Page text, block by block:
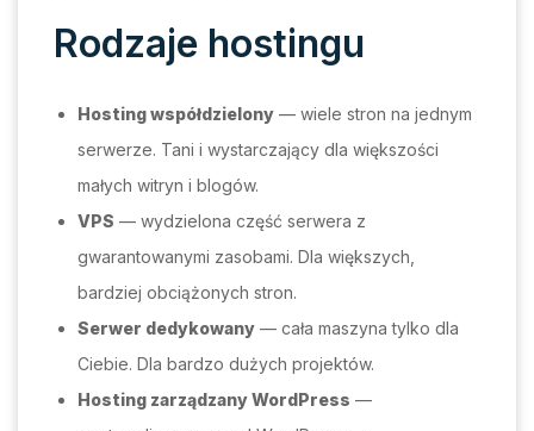
Rodzaje hostingu
Hosting współdzielony — wiele stron na jednym
serwerze. Tani i wystarczający dla większości
małych witryn i blogów.
VPS — wydzielona część serwera z
gwarantowanymi zasobami. Dla większych,
bardziej obciążonych stron.
Serwer dedykowany — cała maszyna tylko dla
Ciebie. Dla bardzo dużych projektów.
Hosting zarządzany WordPress —